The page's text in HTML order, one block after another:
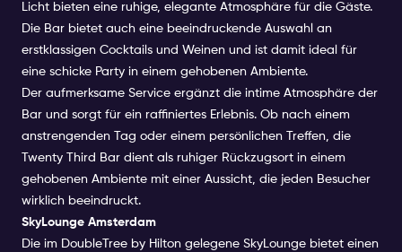
Licht bieten eine ruhige, elegante Atmosphäre für die Gäste.
Die Bar bietet auch eine beeindruckende Auswahl an
erstklassigen Cocktails und Weinen und ist damit ideal für
eine schicke Party in einem gehobenen Ambiente.
Der aufmerksame Service ergänzt die intime Atmosphäre der
Bar und sorgt für ein raffiniertes Erlebnis. Ob nach einem
anstrengenden Tag oder einem persönlichen Treffen, die
Twenty Third Bar dient als ruhiger Rückzugsort in einem
gehobenen Ambiente mit einer Aussicht, die jeden Besucher
wirklich beeindruckt.
SkyLounge Amsterdam
Die im DoubleTree by Hilton gelegene SkyLounge bietet einen